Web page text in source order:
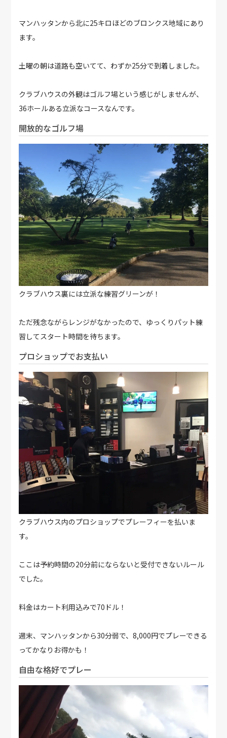
マンハッタンから北に25キロほどのブロンクス地域にあり
ます。
土曜の朝は道路も空いてて、わずか25分で到着しました。
クラブハウスの外観はゴルフ場という感じがしませんが、
36ホールある立派なコースなんです。
開放的なゴルフ場
クラブハウス裏には立派な練習グリーンが！
ただ残念ながらレンジがなかったので、ゆっくりパット練
習してスタート時間を待ちます。
プロショップでお支払い
クラブハウス内のプロショップでプレーフィーを払いま
す。
ここは予約時間の20分前にならないと受付できないルール
でした。
料金はカート利用込みで70ドル！
週末、マンハッタンから30分弱で、8,000円でプレーできる
ってかなりお得かも！
自由な格好でプレー